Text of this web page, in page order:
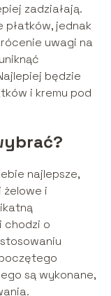
zadziałają.
płatków, jednak
uwagi na
będzie
i kremu pod
najlepsze,
żelowe i
chodzi o
są wykonane,